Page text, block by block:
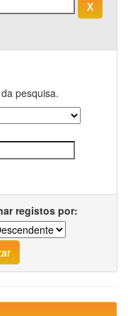
pesquisa.
registos por: